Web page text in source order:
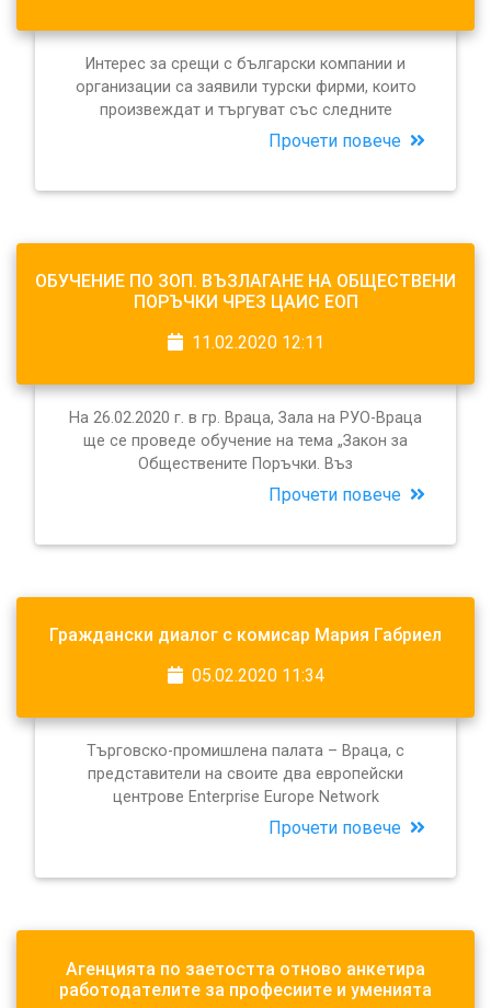
Интерес за срещи с български компании и
организации са заявили турски фирми, които
произвеждат и търгуват със следните
Прочети повече
ОБУЧЕНИЕ ПО ЗОП. ВЪЗЛАГАНЕ НА ОБЩЕСТВЕНИ
ПОРЪЧКИ ЧРЕЗ ЦАИС ЕОП
11.02.2020 12:11
На 26.02.2020 г. в гр. Враца, Зала на РУО-Враца
ще се проведе обучение на тема „Закон за
Обществените Поръчки. Въз
Прочети повече
Граждански диалог с комисар Мария Габриел
05.02.2020 11:34
Търговско-промишлена палата – Враца, с
представители на своите два европейски
центрове Enterprise Europe Network
Прочети повече
Агенцията по заетостта отново анкетира
работодателите за професиите и уменията